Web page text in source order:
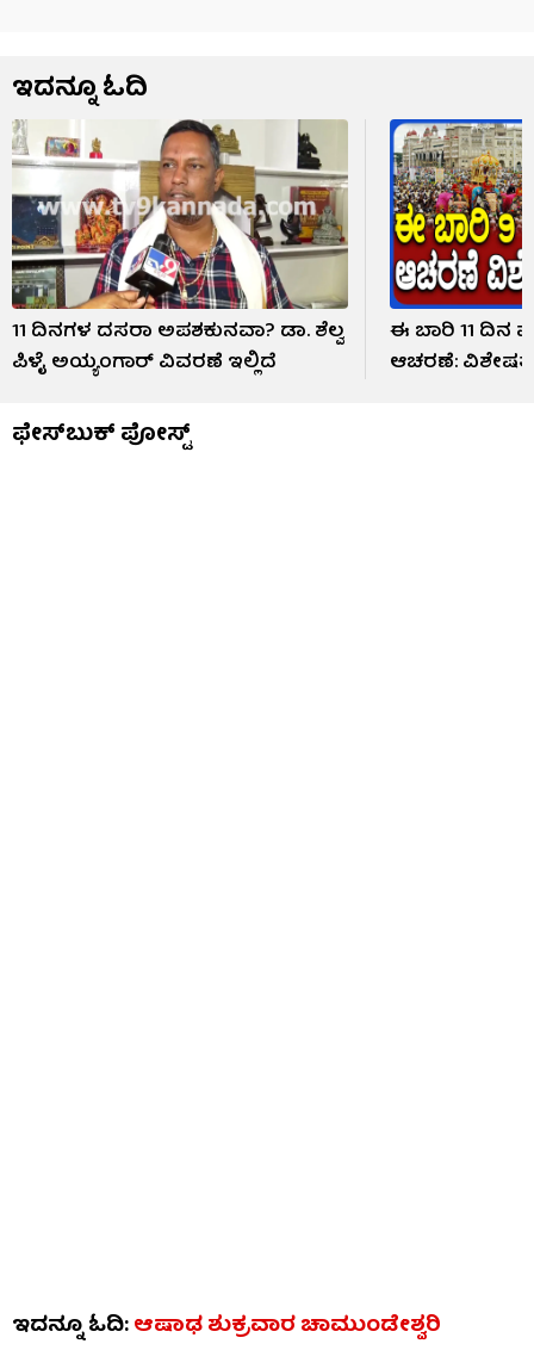
ಇದನ್ನೂ ಓದಿ
11 ದಿನಗಳ ದಸರಾ ಅಪಶಕುನವಾ? ಡಾ. ಶೆಲ್ವ
ಪಿಳೈ ಅಯ್ಯಂಗಾರ್ ವಿವರಣೆ ಇಲ್ಲಿದೆ
ಈ ಬಾರಿ 11 ದಿನ
ಆಚರಣೆ: ವಿಶೇಷತೆ
ಫೇಸ್​ಬುಕ್​ ಪೋಸ್ಟ್​
ಇದನ್ನೂ ಓದಿ:ಆಷಾಢ ಶುಕ್ರವಾರ ಚಾಮುಂಡೇಶ್ವರಿ